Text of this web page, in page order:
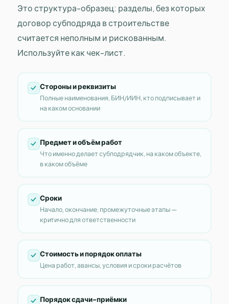
Это структура-образец: разделы, без которых
договор субподряда в строительстве
считается неполным и рискованным.
Используйте как чек-лист.
Стороны и реквизиты
Полные наименования, БИН/ИИН, кто подписывает и
на каком основании
Предмет и объём работ
Что именно делает субподрядчик, на каком объекте,
в каком объёме
Сроки
Начало, окончание, промежуточные этапы —
критично для ответственности
Стоимость и порядок оплаты
Цена работ, авансы, условия и сроки расчётов
Порядок сдачи-приёмки